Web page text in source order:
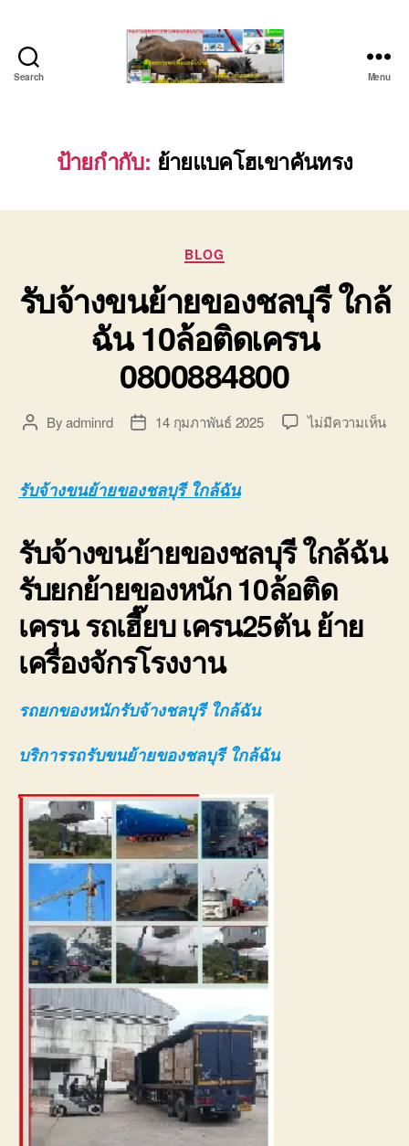
Search
เครื่องจักร
ระยอง
(บริษัท
พาณิชย์
บริการ
รถยก
รถ
รับจ้าง
ใน
เขต
บ่อ
วิน
Menu
ป้ายกำกับ: ย้ายแบคโฮเขาคันทรง
Categories
BLOG
รับจ้างขนย้ายของชลบุรี ใกล้
ฉัน 10ล้อติดเครน
0800884800
PostByadminrd
Post14 กุมภาพันธ์ 2025 ไม่มีความเห็นบน
ใกล้
ฉัน
รับจ้างขนย้ายของชลบุรี ใกล้ฉัน
รับจ้างขนย้ายของชลบุรี ใกล้ฉัน
รับยกย้ายของหนัก 10ล้อติด
เครน รถเฮี๊ยบ เครน25ตัน ย้าย
เครื่องจักรโรงงาน
รถยกของหนักรับจ้างชลบุรี ใกล้ฉัน
บริการรถรับขนย้ายของชลบุรี ใกล้ฉัน